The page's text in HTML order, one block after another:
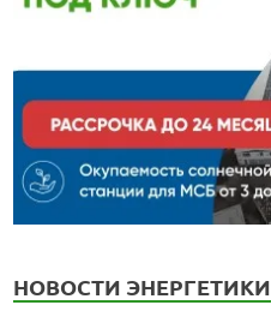
НОВОСТИ ЭНЕРГЕТИКИ